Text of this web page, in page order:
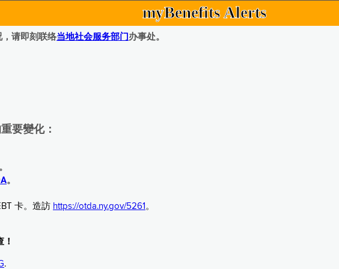
myBenefits Alerts
请即刻联络当地社会服务部门办事处。
要變化：
。
卡。造訪 https://otda.ny.gov/5261 。
.